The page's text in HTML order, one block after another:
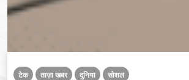
टेक ताज़ा खबर दुनिया सोशल